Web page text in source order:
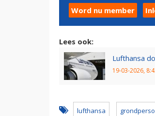
Word nu member
Lees ook:
Lufthansa
19-03-2026,
lufthansa